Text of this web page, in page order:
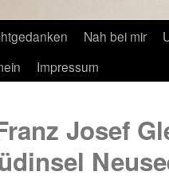
Nah bei mir
Impressum
Josef